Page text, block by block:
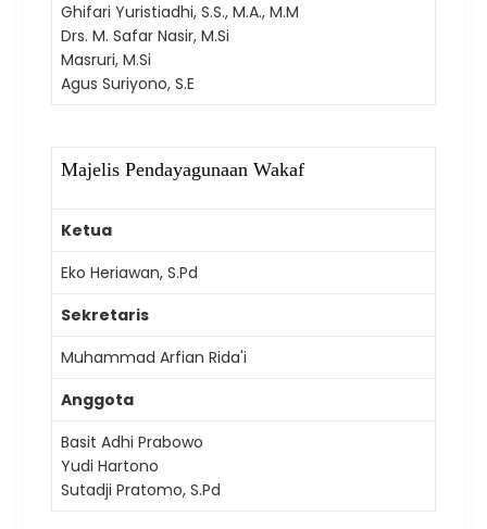
Ghifari Yuristiadhi, S.S., M.A., M.M
Drs. M. Safar Nasir, M.Si
Masruri, M.Si
Agus Suriyono, S.E
Majelis Pendayagunaan Wakaf
Ketua
Eko Heriawan, S.Pd
Sekretaris
Muhammad Arfian Rida'i
Anggota
Basit Adhi Prabowo
Yudi Hartono
Sutadji Pratomo, S.Pd